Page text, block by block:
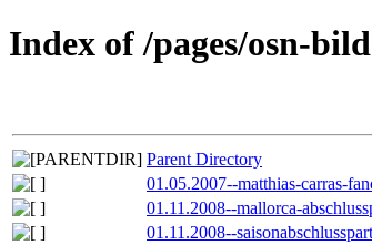
Index of /pages/osn-
Parent Directory
01.05.2007--matthias-carras-
01.11.2008--mallorca-
01.11.2008--